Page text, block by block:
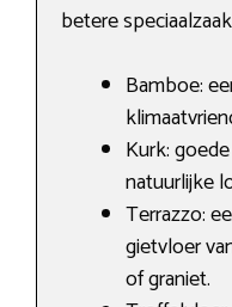
betere
Bamboe:
Kurk:
natuurlijke
Terrazzo:
gietvloer
of graniet.